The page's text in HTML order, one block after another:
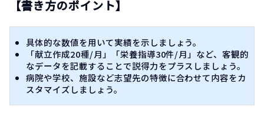
【書き方のポイント】
具体的な数値を用いて実績を示しましょう。
「献立作成20種/月」「栄養指導30件/月」など、客観的
なデータを記載することで説得力をプラスしましょう。
病院や学校、施設など志望先の特徴に合わせて内容をカ
スタマイズしましょう。